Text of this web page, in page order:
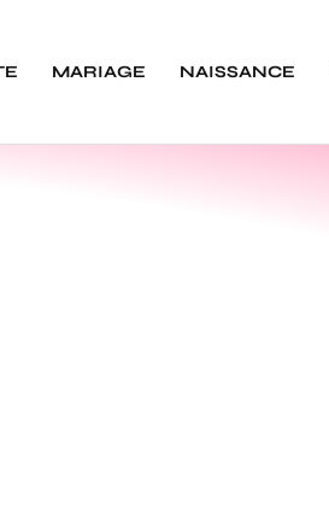
MARIAGE NAISSANCE